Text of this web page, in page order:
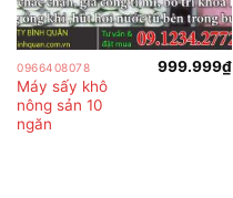
0966408078
Máy sấy khô
nông sản 10
ngăn
999.999₫